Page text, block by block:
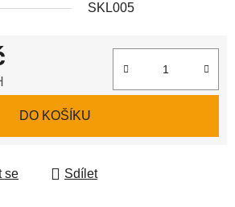
SKL005
DO KOŠÍKU
se Sdílet